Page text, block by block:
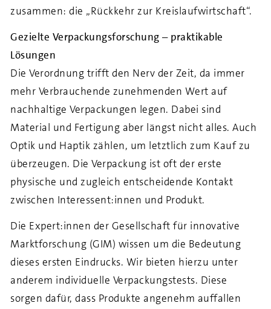
zusammen: die „Rückkehr zur Kreislaufwirtschaft“.
Gezielte Verpackungsforschung – praktikable
Lösungen
Die Verordnung trifft den Nerv der Zeit, da immer
mehr Verbrauchende zunehmenden Wert auf
nachhaltige Verpackungen legen. Dabei sind
Material und Fertigung aber längst nicht alles. Auch
Optik und Haptik zählen, um letztlich zum Kauf zu
überzeugen. Die Verpackung ist oft der erste
physische und zugleich entscheidende Kontakt
zwischen Interessent:innen und Produkt.
Die Expert:innen der Gesellschaft für innovative
Marktforschung (GIM) wissen um die Bedeutung
dieses ersten Eindrucks. Wir bieten hierzu unter
anderem individuelle Verpackungstests. Diese
sorgen dafür, dass Produkte angenehm auffallen